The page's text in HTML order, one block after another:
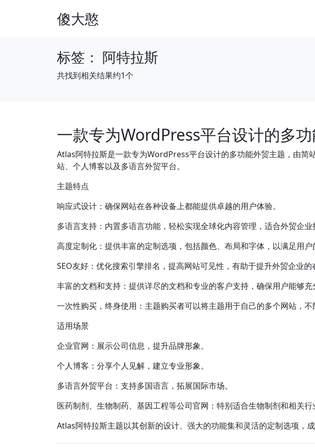
傻大憨
标签： 阿特拉斯
共找到相关结果约1个
一款专为WordPress平台设计的多
Atlas阿特拉斯是一款专为WordPress平台设计的多功能外贸主题，由
站、个人博客以及多语言外贸平台。
主题特点
响应式设计：确保网站在各种设备上都能提供卓越的用户体验。
多语言支持：内置多语言功能，轻松实现全球化内容管理，适合外贸企业
高度定制化：提供丰富的定制选项，包括颜色、布局和字体，以满足用户
SEO友好：优化搜索引擎排名，提高网站可见性，有助于提升外贸企业的
丰富的文档和支持：提供详尽的文档和专业的客户支持，确保用户能够充
一次性购买，终身使用：主题购买者可以将主题用于自己的多个网站，不
适用场景
企业官网：展示公司信息，提升品牌形象。
个人博客：分享个人见解，建立专业形象。
多语言外贸平台：支持多国语言，拓展国际市场。
医药制剂、生物制药、基因工程等公司官网：特别适合生物制剂和相关行
Atlas阿特拉斯主题以其创新的设计、强大的功能集和灵活的定制选项，